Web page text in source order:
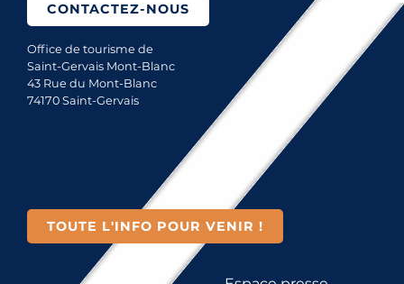
CONTACTEZ-NOUS
Office de tourisme de
Saint-Gervais Mont-Blanc
43 Rue du Mont-Blanc
74170 Saint-Gervais
TOUTE L'INFO POUR VENIR !